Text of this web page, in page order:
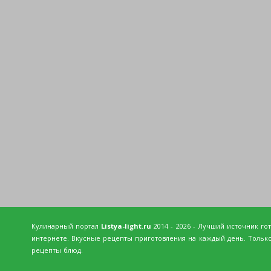
Кулинарный портал Listya-light.ru 2014 - 2026 - Лучший источник
интернете. Вкусные рецепты приготовления на каждый день.
рецепты блюд.